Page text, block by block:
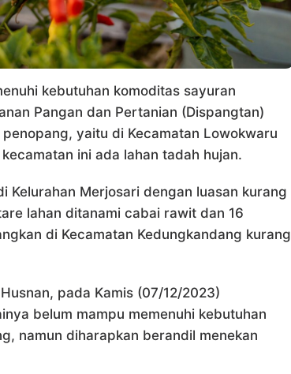
kebutuhan komoditas sayuran
Pangan dan Pertanian (Dispangtan)
yaitu di Kecamatan Lowokwaru
ini ada lahan tadah hujan.
Kelurahan Merjosari dengan luasan kurang
lahan ditanami cabai rawit dan 16
di Kecamatan Kedungkandang kurang
pada Kamis (07/12/2023)
belum mampu memenuhi kebutuhan
namun diharapkan berandil menekan